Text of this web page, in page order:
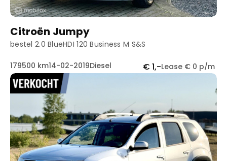
Citroën Jumpy
bestel 2.0 BlueHDI 120 Business M S&S
179500 km14-02-2019Diesel € 1,-Lease € 0 p/m